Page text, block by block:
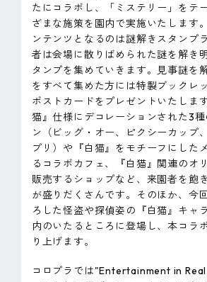
たにコラボし、「ミステリー」をテ
ざまな施策を園内で実施いたします
ンテンツとなるのは謎解きスタンプ
者は会場に散りばめられた謎を解き
タンプを集めていきます。見事謎を
をすべて集めた方には特製ブックレ
ポストカードをプレゼントいたしま
猫』仕様にデコレーションされた3種
ン（ビッグ・オー、ピクシーカップ
プリ）や『白猫』をモチーフにした
るコラボカフェ、『白猫』関連のオ
販売するショップなど、来園者を飽
が盛りだくさんです。そのほか、今
ろした怪盗や探偵姿の『白猫』キャ
内のいたるところに登場し、本コラ
り上げます。
コロプラでは"Entertainment in